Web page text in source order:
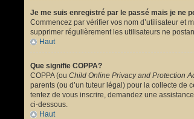
Je me suis enregistré par le passé mais je ne
Commencez par vérifier vos nom d’utilisateur et
supprimer régulièrement les utilisateurs ne
Haut
Que signifie COPPA?
COPPA (ou Child Online Privacy and Protection
parents (ou d’un tuteur légal) pour la collecte de
tentez de vous inscrire, demandez une
ci-dessous.
Haut